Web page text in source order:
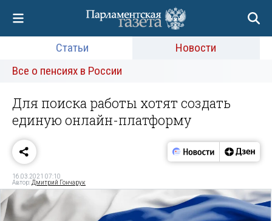
Статьи
Новости
Все о пенсиях в России
Для поиска работы хотят создать
единую онлайн-платформу
16.03.2021 07:10
Автор: Дмитрий Гончарук